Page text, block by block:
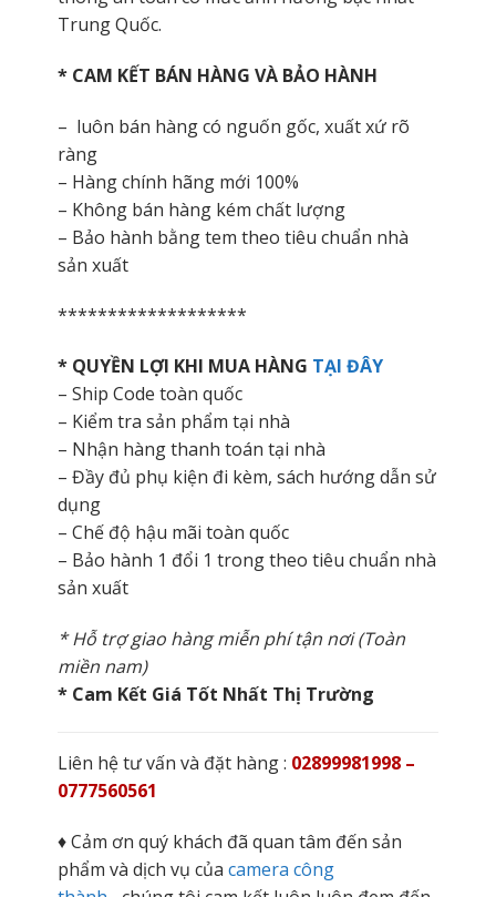
Trung Quốc.
* CAM KẾT BÁN HÀNG VÀ BẢO HÀNH
– luôn bán hàng có nguốn gốc, xuất xứ rõ
ràng
– Hàng chính hãng mới 100%
– Không bán hàng kém chất lượng
– Bảo hành bằng tem theo tiêu chuẩn nhà
sản xuất
*******************
* QUYỀN LỢI KHI MUA HÀNG TẠI ĐÂY
– Ship Code toàn quốc
– Kiểm tra sản phẩm tại nhà
– Nhận hàng thanh toán tại nhà
– Đầy đủ phụ kiện đi kèm, sách hướng dẫn sử
dụng
– Chế độ hậu mãi toàn quốc
– Bảo hành 1 đổi 1 trong theo tiêu chuẩn nhà
sản xuất
* Hỗ trợ giao hàng miễn phí tận nơi (Toàn
miền nam)
* Cam Kết Giá Tốt Nhất Thị Trường
Liên hệ tư vấn và đặt hàng : 02899981998 –
0777560561
♦ Cảm ơn quý khách đã quan tâm đến sản
phẩm và dịch vụ của camera công